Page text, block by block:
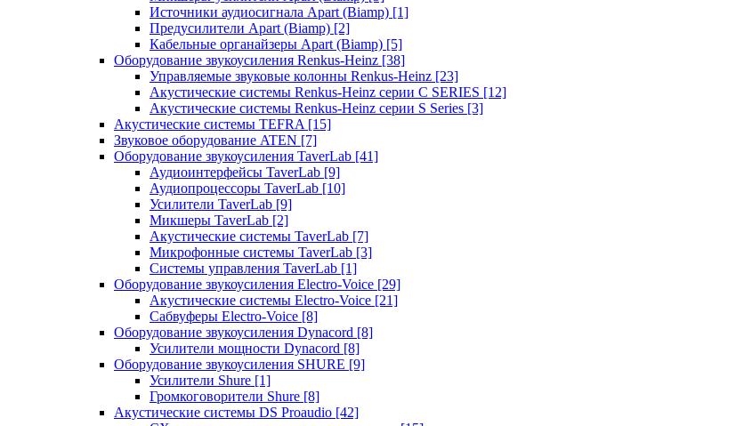
Источники аудиосигнала Apart (Biamp) [1]
Предусилители Apart (Biamp) [2]
Кабельные органайзеры Apart (Biamp) [5]
Оборудование звукоусиления Renkus-Heinz [38]
Управляемые звуковые колонны Renkus-Heinz [23]
Акустические системы Renkus-Heinz серии C SERIES [12]
Акустические системы Renkus-Heinz серии S Series [3]
Акустические системы TEFRA [15]
Звуковое оборудование ATEN [7]
Оборудование звукоусиления TaverLab [41]
Аудиоинтерфейсы TaverLab [9]
Аудиопроцессоры TaverLab [10]
Усилители TaverLab [9]
Микшеры TaverLab [2]
Акустические системы TaverLab [7]
Микрофонные системы TaverLab [3]
Системы управления TaverLab [1]
Оборудование звукоусиления Electro-Voice [29]
Акустические системы Electro-Voice [21]
Сабвуферы Electro-Voice [8]
Оборудование звукоусиления Dynacord [8]
Усилители мощности Dynacord [8]
Оборудование звукоусиления SHURE [9]
Усилители Shure [1]
Громкоговорители Shure [8]
Акустические системы DS Proaudio [42]